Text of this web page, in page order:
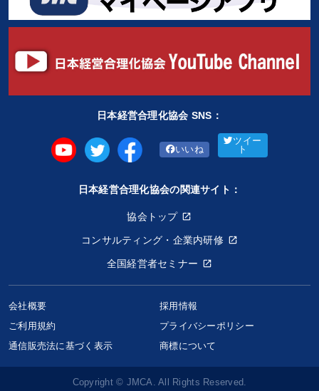
日本経営合理化協会 SNS：
いいね
ツイー
ト
日本経営合理化協会の関連サイト：
協会トップ
コンサルティング・企業内研修
全国経営者セミナー
会社概要
採用情報
ご利用規約
プライバシーポリシー
通信販売法に基づく表示
商標について
Copyright © JMCA. All Rights Reserved.